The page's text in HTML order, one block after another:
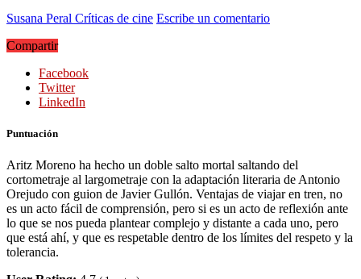
Susana Peral Críticas de cine Escribe un comentario
Compartir
Facebook
Twitter
LinkedIn
Puntuación
Aritz Moreno ha hecho un doble salto mortal saltando del
cortometraje al largometraje con la adaptación literaria de Antonio
Orejudo con guion de Javier Gullón. Ventajas de viajar en tren, no
es un acto fácil de comprensión, pero si es un acto de reflexión ante
lo que se nos pueda plantear complejo y distante a cada uno, pero
que está ahí, y que es respetable dentro de los límites del respeto y la
tolerancia.